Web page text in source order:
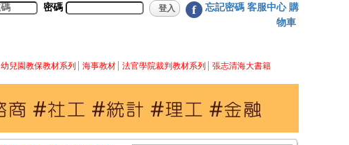
密碼 f 忘記密碼 客服中心 購
物車
幼兒園教保教材系列 海事教材 法官學院裁判教材系列 張志清海大書籍